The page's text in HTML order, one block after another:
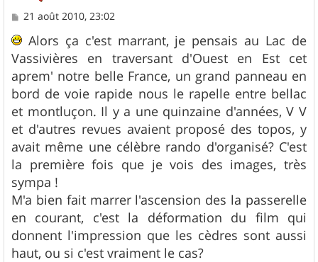
M
s
a
g
e
21 août 2010, 23:02
Alors ça c'est marrant, je pensais au Lac de
Vassivières en traversant d'Ouest en Est cet
aprem' notre belle France, un grand panneau en
bord de voie rapide nous le rapelle entre bellac
et montluçon. Il y a une quinzaine d'années, V V
et d'autres revues avaient proposé des topos, y
avait même une célèbre rando d'organisé? C'est
la première fois que je vois des images, très
sympa !
M'a bien fait marrer l'ascension des la passerelle
en courant, c'est la déformation du film qui
donnent l'impression que les cèdres sont aussi
haut, ou si c'est vraiment le cas?